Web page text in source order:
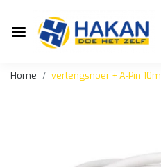
Home verlengsnoer + A-Pin 10m